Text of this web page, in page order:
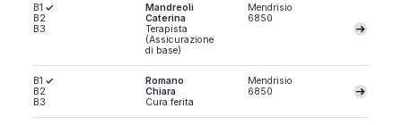
B1
B2
B3
Mandreoli
Caterina
Terapista
(Assicurazione
di base)
6850
Mendrisio
B1
B2
B3
Romano
Chiara
Cura ferita
6850
Mendrisio